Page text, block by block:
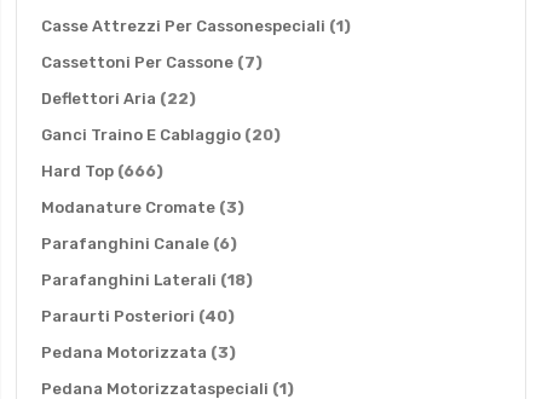
Casse Attrezzi Per Cassonespeciali 1elemento
Cassettoni Per Cassone 7elementi
Deflettori Aria 22elementi
Ganci Traino E Cablaggio 20elementi
Hard Top 666elementi
Modanature Cromate 3elementi
Parafanghini Canale 6elementi
Parafanghini Laterali 18elementi
Paraurti Posteriori 40elementi
Pedana Motorizzata 3elementi
Pedana Motorizzataspeciali 1elemento